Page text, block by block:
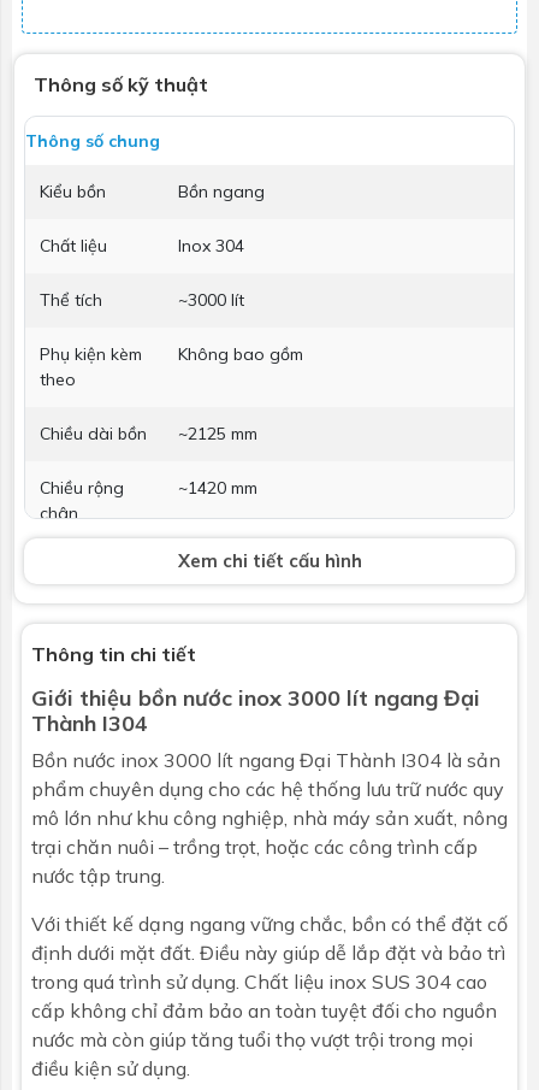
Thông số kỹ thuật
Thông số chung
Kiểu bồn Bồn ngang
Chất liệu Inox 304
Thể tích ~3000 lít
Phụ kiện kèm
theo
Không bao gồm
Chiều dài bồn ~2125 mm
Chiều rộng
chân
~1420 mm
~1605 mm
Bảo hành Bảo hành chính hãng 12 năm
công bố chất lượng sản phẩm). Có thể được thay đổi bởi
nhà sản xuất mà không kịp báo trước.
Xem chi tiết cấu hình
Thông tin chi tiết
Giới thiệu bồn nước inox 3000 lít ngang Đại
Thành I304
Bồn nước inox 3000 lít ngang Đại Thành I304 là sản
phẩm chuyên dụng cho các hệ thống lưu trữ nước quy
mô lớn như khu công nghiệp, nhà máy sản xuất, nông
trại chăn nuôi – trồng trọt, hoặc các công trình cấp
nước tập trung.
Với thiết kế dạng ngang vững chắc, bồn có thể đặt cố
định dưới mặt đất. Điều này giúp dễ lắp đặt và bảo trì
trong quá trình sử dụng. Chất liệu inox SUS 304 cao
cấp không chỉ đảm bảo an toàn tuyệt đối cho nguồn
nước mà còn giúp tăng tuổi thọ vượt trội trong mọi
điều kiện sử dụng.